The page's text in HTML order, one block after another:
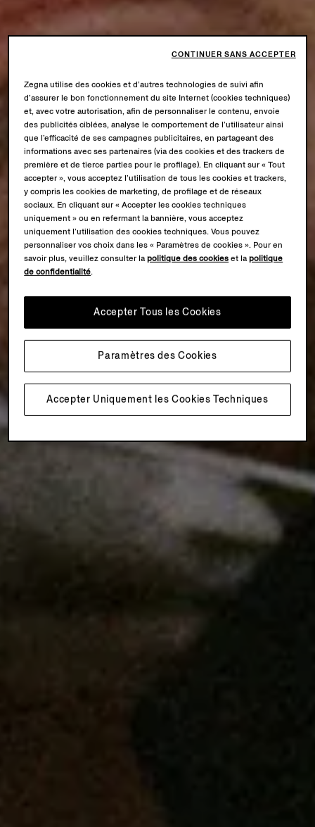
Zegna utilise des cookies et d’autres technologies de suivi afin
d’assurer le bon fonctionnement du site Internet (cookies techniques)
et, avec votre autorisation, afin de personnaliser le contenu, envoie
des publicités ciblées, analyse le comportement de l’utilisateur ainsi
que l’efficacité de ses campagnes publicitaires, en partageant des
informations avec ses partenaires (via des cookies et des trackers de
première et de tierce parties pour le profilage). En cliquant sur « Tout
accepter », vous acceptez l’utilisation de tous les cookies et trackers,
y compris les cookies de marketing, de profilage et de réseaux
sociaux. En cliquant sur « Accepter les cookies techniques
uniquement » ou en refermant la bannière, vous acceptez
uniquement l’utilisation des cookies techniques. Vous pouvez
personnaliser vos choix dans les « Paramètres de cookies ». Pour en
savoir plus, veuillez consulter lapolitique des cookies et lapolitique
de confidentialité.
Accepter Uniquement les Cookies Techniques
Accepter Tous les Cookies
Paramètres des Cookies
CONTINUER SANS ACCEPTER